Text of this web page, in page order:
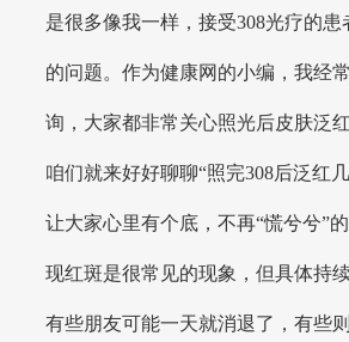
是很多像我一样，接受308光疗的患
的问题。作为健康网的小编，我经
询，大家都非常关心照光后皮肤泛
咱们就来好好聊聊“照完308后泛红
让大家心里有个底，不再“慌兮兮”
现红斑是很常见的现象，但具体持
有些朋友可能一天就消退了，有些